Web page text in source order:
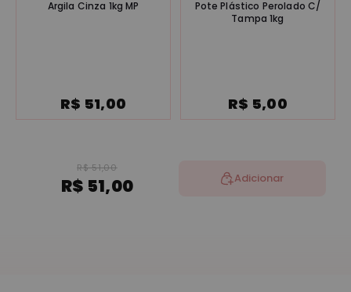
Argila Cinza 1kg MP
R$ 51,00
Pote Plástico Perolado C/
Tampa 1kg
R$ 5,00
R$ 51,00
R$ 51,00 Adicionar